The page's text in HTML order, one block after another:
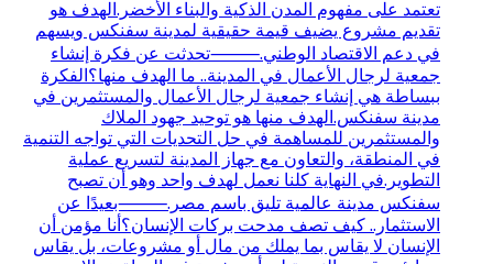
تعتمد على مفهوم المدن الذكية والبناء الأخضر.الهدف هو
تقديم مشروع يضيف قيمة حقيقية لمدينة سفنكس ويسهم
في دعم الاقتصاد الوطني.⸻تحدثت عن فكرة إنشاء
جمعية لرجال الأعمال في المدينة.. ما الهدف منها؟الفكرة
ببساطة هي إنشاء جمعية لرجال الأعمال والمستثمرين في
مدينة سفنكس.الهدف منها هو توحيد جهود الملاك
والمستثمرين للمساهمة في حل التحديات التي تواجه التنمية
في المنطقة، والتعاون مع جهاز المدينة لتسريع عملية
التطوير.في النهاية كلنا نعمل لهدف واحد وهو أن تصبح
سفنكس مدينة عالمية تليق باسم مصر.⸻بعيدًا عن
الاستثمار.. كيف تصف مدحت بركات الإنسان؟أنا مؤمن أن
الإنسان لا يقاس بما يملك من مال أو مشروعات، بل يقاس